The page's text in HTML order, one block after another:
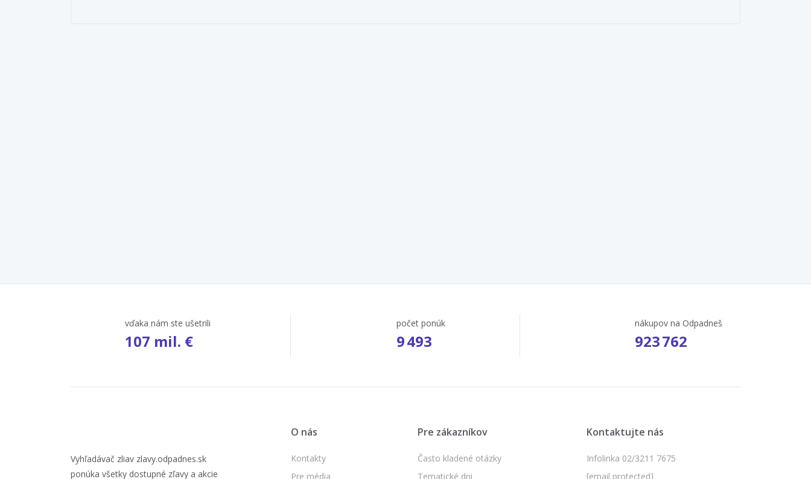
vďaka nám ste ušetrili
107 mil. €
počet ponúk
9 493
nákupov na Odpadneš
923 762
Vyhľadávač zliav zlavy.odpadnes.sk
ponúka všetky dostupné zľavy a akcie
O nás
Kontakty
Pre média
Pre zákazníkov
Často kladené otázky
Tematické dni
Kontaktujte nás
Infolinka 02/3211 7675
[email protected]